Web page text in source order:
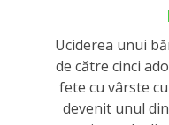
Uciderea unui
de către cinci
fete cu vârste
devenit unul